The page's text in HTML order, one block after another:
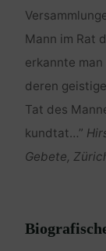
Mann im Rat
erkannte
deren
Tat des
kundtat…”
Gebete,